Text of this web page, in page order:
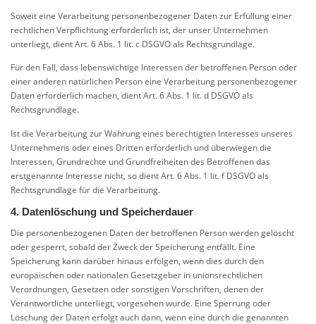
Soweit eine Verarbeitung personenbezogener Daten zur Erfüllung einer
rechtlichen Verpflichtung erforderlich ist, der unser Unternehmen
unterliegt, dient Art. 6 Abs. 1 lit. c DSGVO als Rechtsgrundlage.
Für den Fall, dass lebenswichtige Interessen der betroffenen Person oder
einer anderen natürlichen Person eine Verarbeitung personenbezogener
Daten erforderlich machen, dient Art. 6 Abs. 1 lit. d DSGVO als
Rechtsgrundlage.
Ist die Verarbeitung zur Wahrung eines berechtigten Interesses unseres
Unternehmens oder eines Dritten erforderlich und überwiegen die
Interessen, Grundrechte und Grundfreiheiten des Betroffenen das
erstgenannte Interesse nicht, so dient Art. 6 Abs. 1 lit. f DSGVO als
Rechtsgrundlage für die Verarbeitung.
4. Datenlöschung und Speicherdauer
Die personenbezogenen Daten der betroffenen Person werden gelöscht
oder gesperrt, sobald der Zweck der Speicherung entfällt. Eine
Speicherung kann darüber hinaus erfolgen, wenn dies durch den
europäischen oder nationalen Gesetzgeber in unionsrechtlichen
Verordnungen, Gesetzen oder sonstigen Vorschriften, denen der
Verantwortliche unterliegt, vorgesehen wurde. Eine Sperrung oder
Löschung der Daten erfolgt auch dann, wenn eine durch die genannten